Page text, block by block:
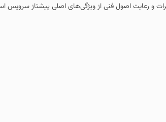
و رعایت اصول فنی از ویژگی‌های اصلی پیشتاز